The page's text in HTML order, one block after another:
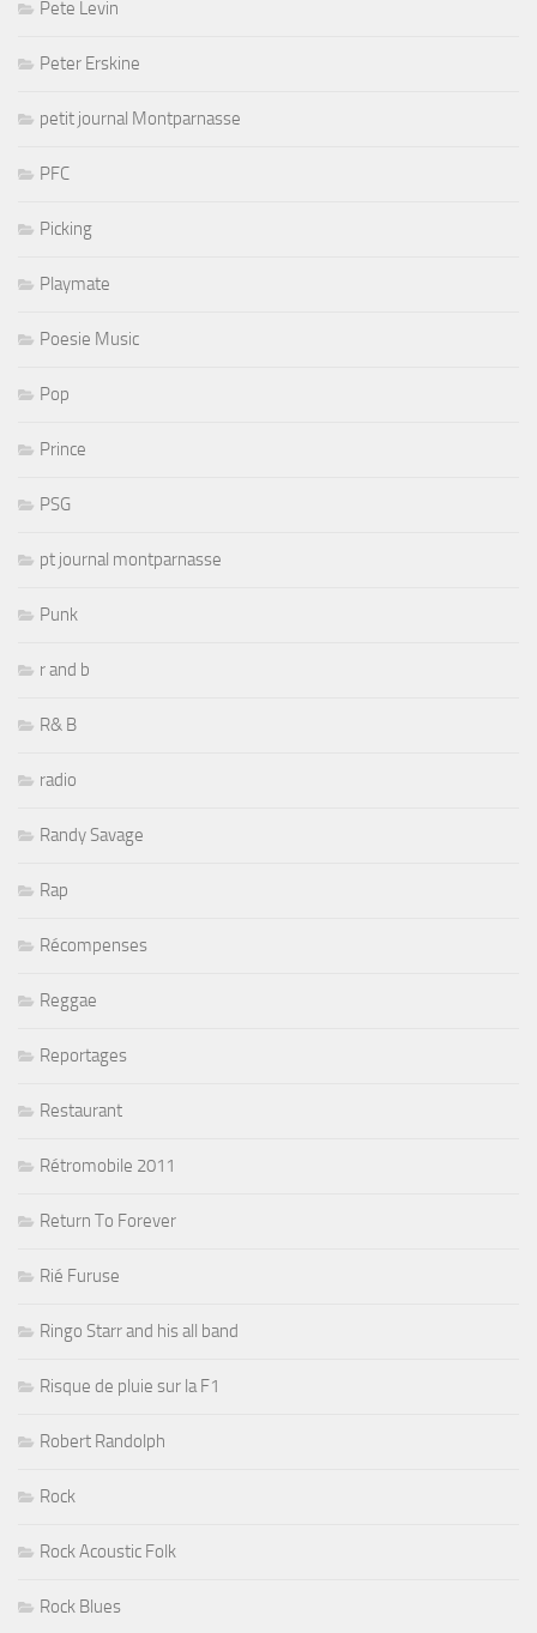
Pete Levin
Peter Erskine
petit journal Montparnasse
PFC
Picking
Playmate
Poesie Music
Pop
Prince
PSG
pt journal montparnasse
Punk
r and b
R& B
radio
Randy Savage
Rap
Récompenses
Reggae
Reportages
Restaurant
Rétromobile 2011
Return To Forever
Rié Furuse
Ringo Starr and his all band
Risque de pluie sur la F1
Robert Randolph
Rock
Rock Acoustic Folk
Rock Blues